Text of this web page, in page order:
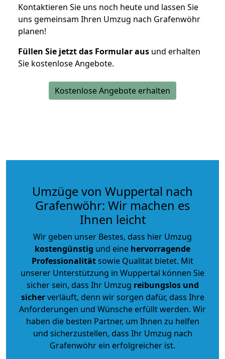
Kontaktieren Sie uns noch heute und lassen Sie
uns gemeinsam Ihren Umzug nach Grafenwöhr
planen!
Füllen Sie jetzt das Formular aus und erhalten
Sie kostenlose Angebote.
Kostenlose Angebote erhalten
Umzüge von Wuppertal nach
Grafenwöhr: Wir machen es
Ihnen leicht
Wir geben unser Bestes, dass hier Umzug
kostengünstig und eine hervorragende
Professionalitätsowie Qualität bietet. Mit
unserer Unterstützung in Wuppertal können Sie
sicher sein, dass Ihr Umzug reibungslos und
sicherverläuft, denn wir sorgen dafür, dass Ihre
Anforderungen und Wünsche erfüllt werden. Wir
haben die besten Partner, um Ihnen zu helfen
und sicherzustellen, dass Ihr Umzug nach
Grafenwöhr ein erfolgreicher ist.